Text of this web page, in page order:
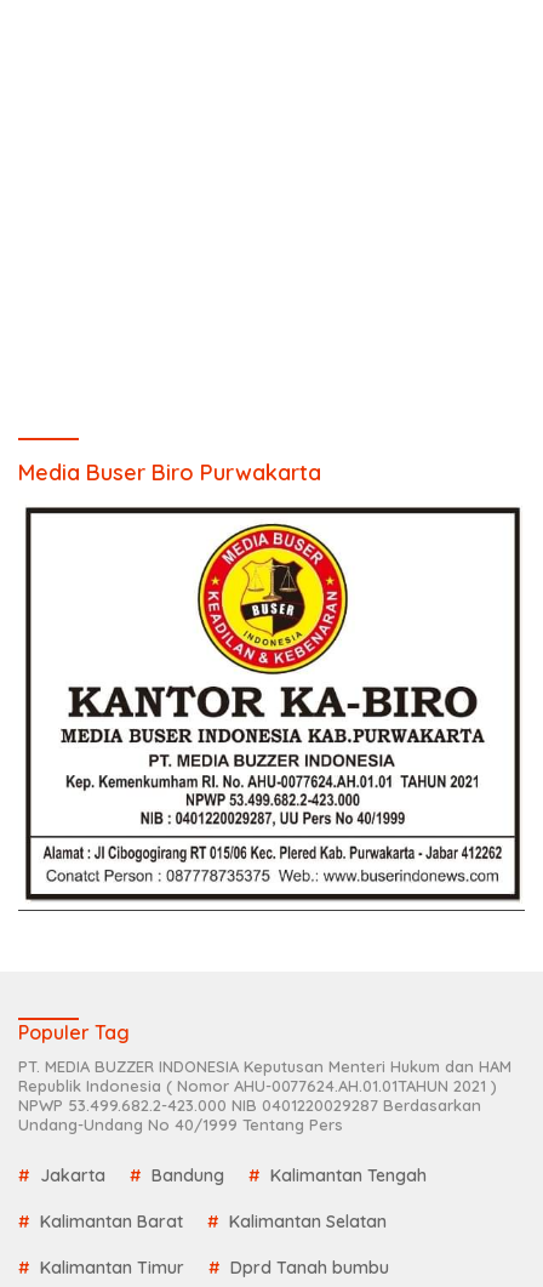
Media Buser Biro Purwakarta
Populer Tag
PT. MEDIA BUZZER INDONESIA Keputusan Menteri Hukum dan HAM
Republik Indonesia ( Nomor AHU-0077624.AH.01.01TAHUN 2021 )
NPWP 53.499.682.2-423.000 NIB 0401220029287 Berdasarkan
Undang-Undang No 40/1999 Tentang Pers
Jakarta Bandung Kalimantan Tengah
Kalimantan Barat Kalimantan Selatan
Kalimantan Timur Dprd Tanah bumbu